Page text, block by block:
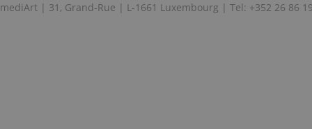
mediArt | 31, Grand-Rue | L-1661 Luxembourg | Tel: +352 26 86